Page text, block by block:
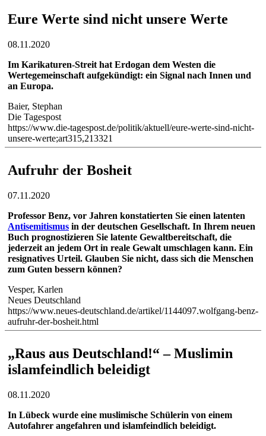
Eure Werte sind nicht unsere Werte
08.11.2020
Im Karikaturen-Streit hat Erdogan dem Westen die
Wertegemeinschaft aufgekündigt: ein Signal nach Innen und
an Europa.
Baier, Stephan
Die Tagespost
https://www.die-tagespost.de/politik/aktuell/eure-werte-sind-nicht-
unsere-werte;art315,213321
Aufruhr der Bosheit
07.11.2020
Professor Benz, vor Jahren konstatierten Sie einen latenten
Antisemitismus in der deutschen Gesellschaft. In Ihrem neuen
Buch prognostizieren Sie latente Gewaltbereitschaft, die
jederzeit an jedem Ort in reale Gewalt umschlagen kann. Ein
resignatives Urteil. Glauben Sie nicht, dass sich die Menschen
zum Guten bessern können?
Vesper, Karlen
Neues Deutschland
https://www.neues-deutschland.de/artikel/1144097.wolfgang-benz-
aufruhr-der-bosheit.html
„Raus aus Deutschland!“ – Muslimin
islamfeindlich beleidigt
08.11.2020
In Lübeck wurde eine muslimische Schülerin von einem
Autofahrer angefahren und islamfeindlich beleidigt.